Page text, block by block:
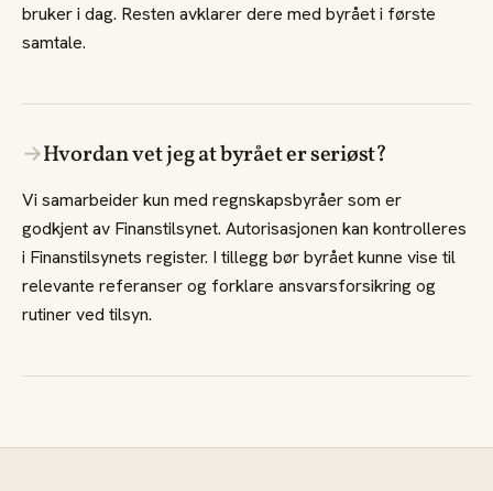
bruker i dag. Resten avklarer dere med byrået i første
samtale.
→Hvordan vet jeg at byrået er seriøst?
Vi samarbeider kun med regnskapsbyråer som er
godkjent av Finanstilsynet. Autorisasjonen kan kontrolleres
i Finanstilsynets register. I tillegg bør byrået kunne vise til
relevante referanser og forklare ansvarsforsikring og
rutiner ved tilsyn.